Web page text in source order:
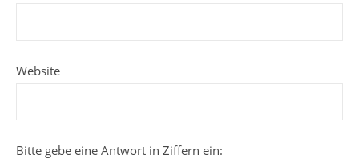
Website
Bitte gebe eine Antwort in Ziffern ein: